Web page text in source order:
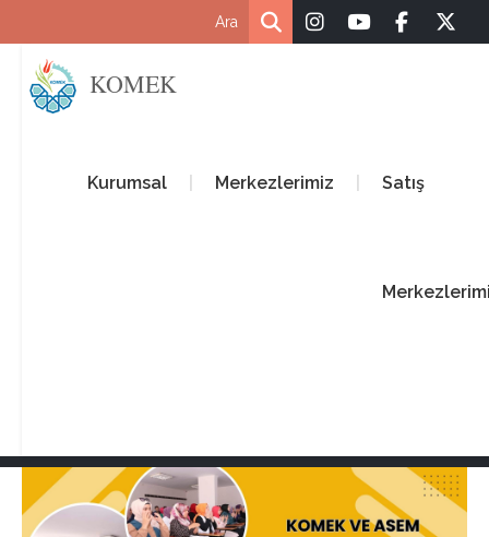
KOMEK
Kurumsal Merkezlerimiz Satış